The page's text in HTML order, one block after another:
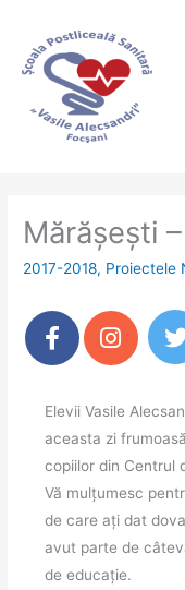
content
Mărășești
2017-2018, Proiectele
Elevii Vasile
aceasta zi
copiilor din Centrul
Vă mulțumesc
de care ați dat
avut parte de
de educație.